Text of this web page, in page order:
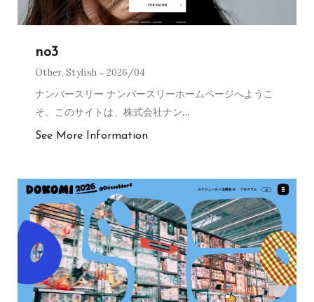
no3
Other,Stylish 2026/04
ナンバースリー ナンバースリーホームページへようこ
そ。このサイトは、株式会社ナン…
See More Information